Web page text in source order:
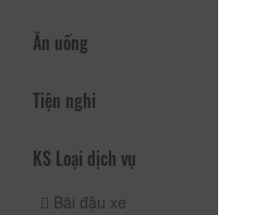
Ăn uống
Tiện nghi
KS Loại dịch vụ
Bãi đậu xe